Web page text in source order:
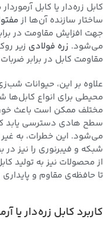
کابل زره‌دار یا کابل
ساختار سازنده آن‌ها از
جهت افزایش مقاومت در
می‌شود. زره فولادی زیر
مقاومت کابل در برابر
علاوه بر این، حیوانات
محیطی برای انواع
مختلف ممکن است باعث
سطح هادی دسترسی یابد
می‌شود. این خطرات، به غیر
شبکه و فیبرنوری را نیز
از محصولات نیز به تولید
تا حافظه‌ی مقاوم و پایداری
کاربرد کابل زره‌دار یا